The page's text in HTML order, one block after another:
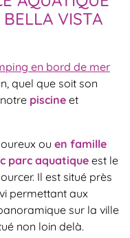
VISTA
en bord de mer
quel que soit son
piscine et
ou en famille
parc aquatique est le
Il est situé près
permettant aux
sur la ville
non loin delà.